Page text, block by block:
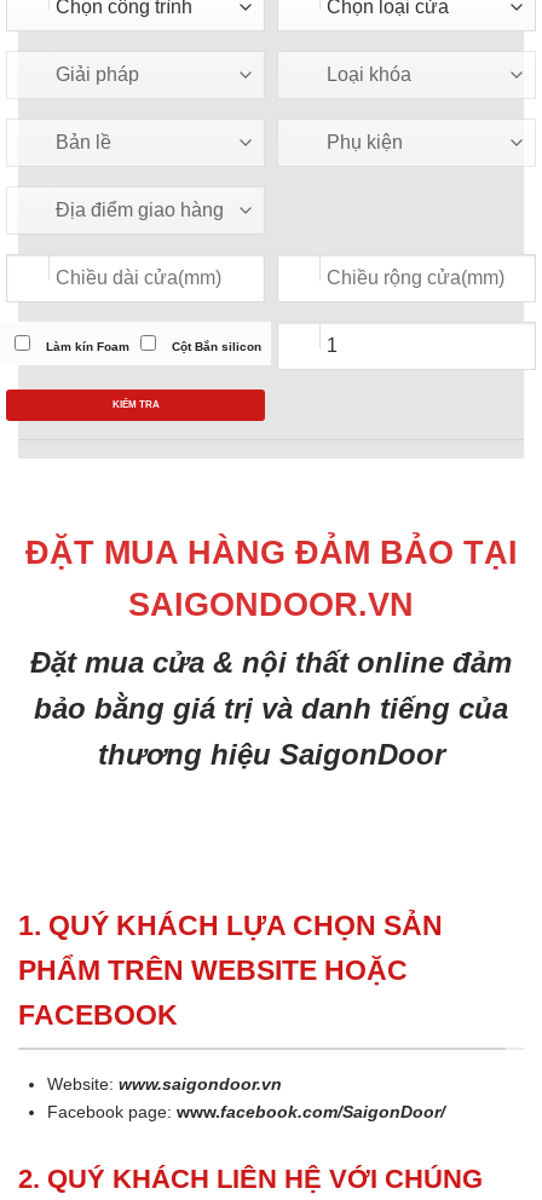
Làm kín Foam Cột Bắn silicon
KIỂM TRA
ĐẶT MUA HÀNG ĐẢM BẢO TẠI
SAIGONDOOR.VN
Đặt mua cửa & nội thất online đảm
bảo bằng giá trị và danh tiếng của
thương hiệu SaigonDoor
1. QUÝ KHÁCH LỰA CHỌN SẢN
PHẨM TRÊN WEBSITE HOẶC
FACEBOOK
Website:www.saigondoor.vn
Facebook page:www.facebook.com/SaigonDoor/
2. QUÝ KHÁCH LIÊN HỆ VỚI CHÚNG